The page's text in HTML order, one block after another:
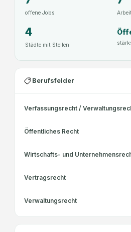
offene Jobs
4
Städte mit Stellen
Berufsfelder
Verfassungsrecht /
Öffentliches Recht
Wirtschafts- und
Vertragsrecht
Verwaltungsrecht